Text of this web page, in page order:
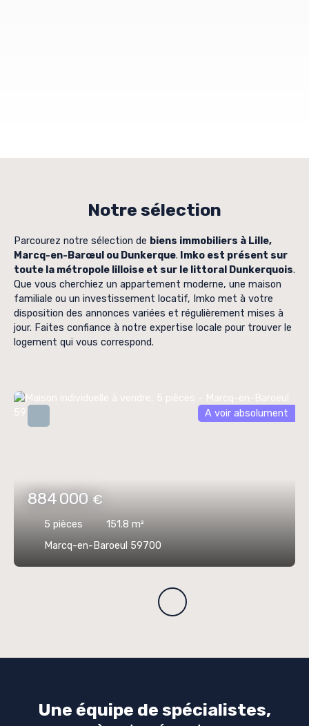
Notre sélection
Parcourez notre sélection de biens immobiliers à Lille,
Marcq-en-Barœul ou Dunkerque. Imko est présent sur
toute la métropole lilloise et sur le littoral Dunkerquois.
Que vous cherchiez un appartement moderne, une maison
familiale ou un investissement locatif, Imko met à votre
disposition des annonces variées et régulièrement mises à
jour. Faites confiance à notre expertise locale pour trouver le
logement qui vous correspond.
884 000 €
5 pièces 151.8 m²
Marcq-en-Baroeul 59700
A voir absolument
Une équipe de spécialistes,